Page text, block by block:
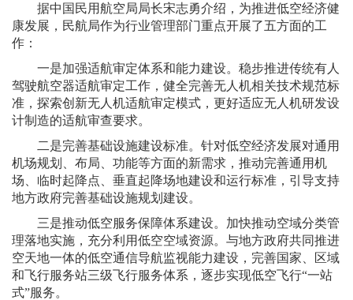
据中国民用航空局局长宋志勇介绍，为推进低空经济健
康发展，民航局作为行业管理部门重点开展了五方面的工
作：
一是加强适航审定体系和能力建设。稳步推进传统有人
驾驶航空器适航审定工作，健全完善无人机相关技术规范标
准，探索创新无人机适航审定模式，更好适应无人机研发设
计制造的适航审查要求。
二是完善基础设施建设标准。针对低空经济发展对通用
机场规划、布局、功能等方面的新需求，推动完善通用机
场、临时起降点、垂直起降场地建设和运行标准，引导支持
地方政府完善基础设施规划建设。
三是推动低空服务保障体系建设。加快推动空域分类管
理落地实施，充分利用低空空域资源。与地方政府共同推进
空天地一体的低空通信导航监视能力建设，完善国家、区域
和飞行服务站三级飞行服务体系，逐步实现低空飞行“一站
式”服务。